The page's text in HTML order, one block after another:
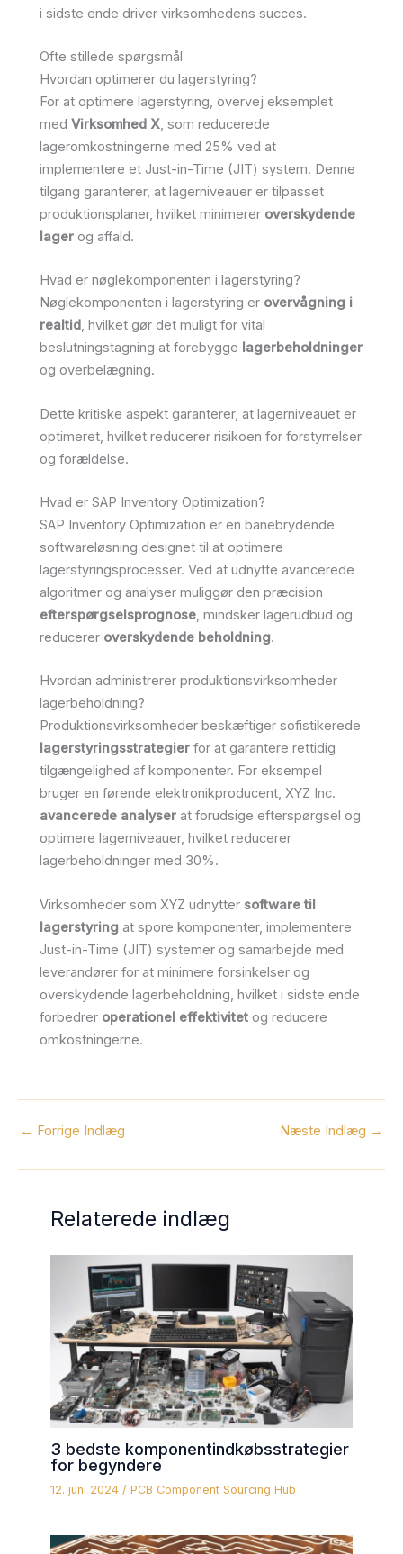
i sidste ende driver virksomhedens succes.
Ofte stillede spørgsmål
Hvordan optimerer du lagerstyring?
For at optimere lagerstyring, overvej eksemplet
med Virksomhed X, som reducerede
lageromkostningerne med 25% ved at
implementere et Just-in-Time (JIT) system. Denne
tilgang garanterer, at lagerniveauer er tilpasset
produktionsplaner, hvilket minimerer overskydende
lager og affald.
Hvad er nøglekomponenten i lagerstyring?
Nøglekomponenten i lagerstyring er overvågning i
realtid, hvilket gør det muligt for vital
beslutningstagning at forebygge lagerbeholdninger
og overbelægning.
Dette kritiske aspekt garanterer, at lagerniveauet er
optimeret, hvilket reducerer risikoen for forstyrrelser
og forældelse.
Hvad er SAP Inventory Optimization?
SAP Inventory Optimization er en banebrydende
softwareløsning designet til at optimere
lagerstyringsprocesser. Ved at udnytte avancerede
algoritmer og analyser muliggør den præcision
efterspørgselsprognose, mindsker lagerudbud og
reducerer overskydende beholdning.
Hvordan administrerer produktionsvirksomheder
lagerbeholdning?
Produktionsvirksomheder beskæftiger sofistikerede
lagerstyringsstrategier for at garantere rettidig
tilgængelighed af komponenter. For eksempel
bruger en førende elektronikproducent, XYZ Inc.
avancerede analyser at forudsige efterspørgsel og
optimere lagerniveauer, hvilket reducerer
lagerbeholdninger med 30%.
Virksomheder som XYZ udnytter software til
lagerstyring at spore komponenter, implementere
Just-in-Time (JIT) systemer og samarbejde med
leverandører for at minimere forsinkelser og
overskydende lagerbeholdning, hvilket i sidste ende
forbedrer operationel effektivitet og reducere
omkostningerne.
← Forrige Indlæg Næste Indlæg →
Relaterede indlæg
3 bedste komponentindkøbsstrategier
for begyndere
12. juni 2024/PCB Component Sourcing Hub